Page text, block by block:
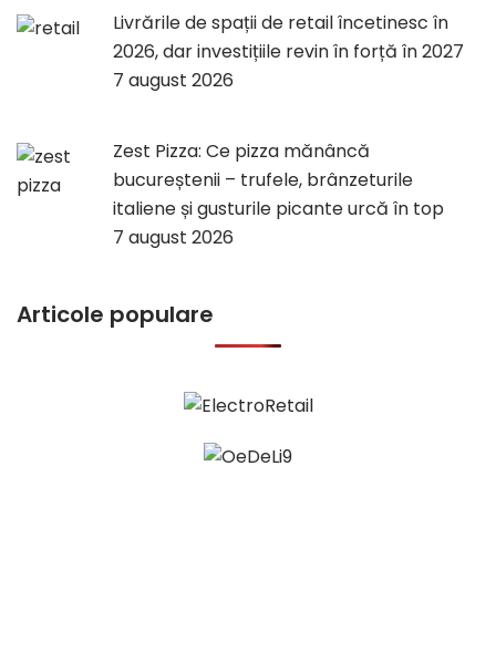
Livrările de spații de retail încetinesc în
2026, dar investițiile revin în forță în 2027
7 august 2026
Zest Pizza: Ce pizza mănâncă
bucureștenii – trufele, brânzeturile
italiene și gusturile picante urcă în top
7 august 2026
Articole populare